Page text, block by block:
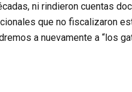
ni rindieron cuentas
que no fiscalizaron
a nuevamente a “los